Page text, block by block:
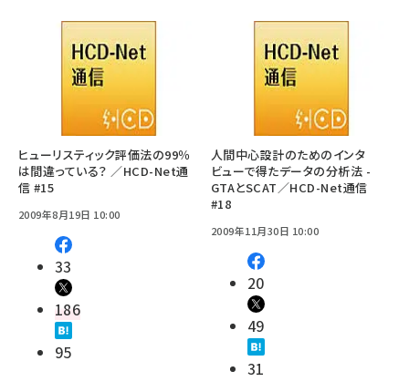
ヒューリスティック評価法の99％
は間違っている？ ／HCD-Net通
信 #15
2009年8月19日 10:00
33
186
95
人間中心設計のためのインタ
ビューで得たデータの分析法 -
GTAとSCAT／HCD-Net通信
#18
2009年11月30日 10:00
20
49
31